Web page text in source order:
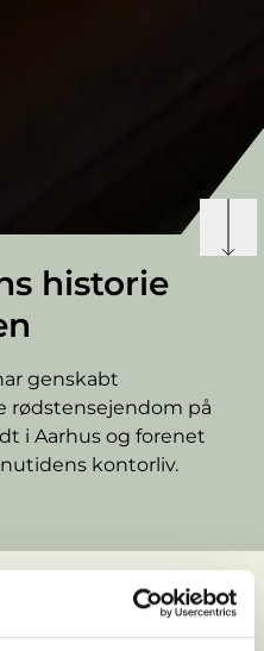
historie
genskabt
rødstensejendom på
i Aarhus og forenet
kontorliv.